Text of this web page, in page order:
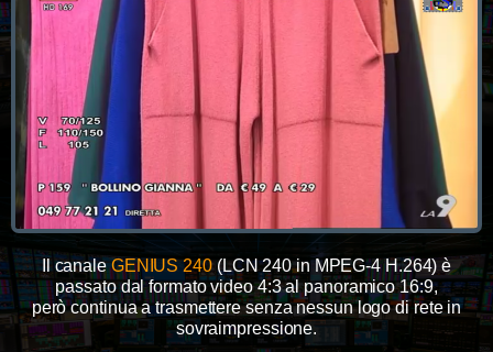
Il canaleGENIUS 240(LCN 240 in MPEG-4 H.264) è
passato dal formato video 4:3 al panoramico 16:9,
però continua a trasmettere senza nessun logo di rete in
sovraimpressione.